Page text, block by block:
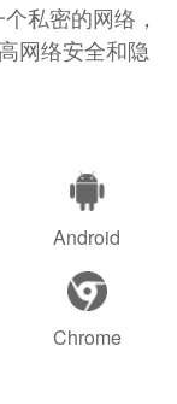
私密的网络，
网络安全和隐
Android
Chrome